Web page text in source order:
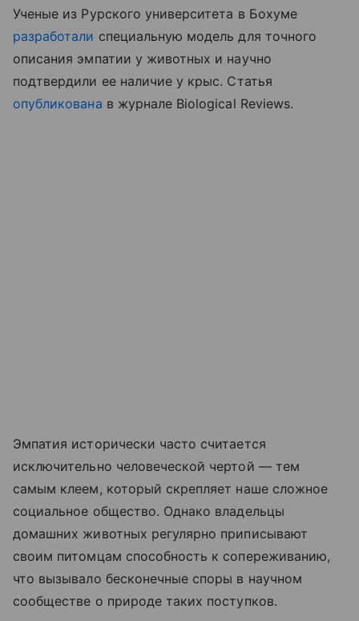
Ученые из Рурского университета в Бохуме
разработали специальную модель для точного
описания эмпатии у животных и научно
подтвердили ее наличие у крыс. Статья
опубликована в журнале Biological Reviews.
Эмпатия исторически часто считается
исключительно человеческой чертой — тем
самым клеем, который скрепляет наше сложное
социальное общество. Однако владельцы
домашних животных регулярно приписывают
своим питомцам способность к сопереживанию,
что вызывало бесконечные споры в научном
сообществе о природе таких поступков.